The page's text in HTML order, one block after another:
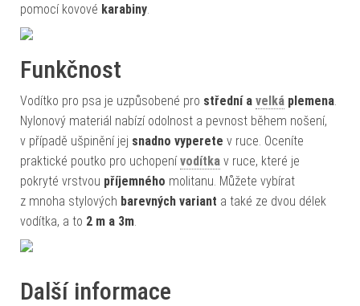
pomocí kovové karabiny
Funkčnost
Vodítko pro psa je uzpůsobené pro střední a velká plemena
Nylonový materiál nabízí odolnost a pevnost během nošení,
v případě ušpinění jej snadno vyperete v ruce. Oceníte
praktické poutko pro uchopenívodítka v ruce, které je
pokryté vrstvou příjemného molitanu. Můžete vybírat
z mnoha stylových barevných variant a také ze dvou délek
vodítka, a to 2 m a 3m
Další informace